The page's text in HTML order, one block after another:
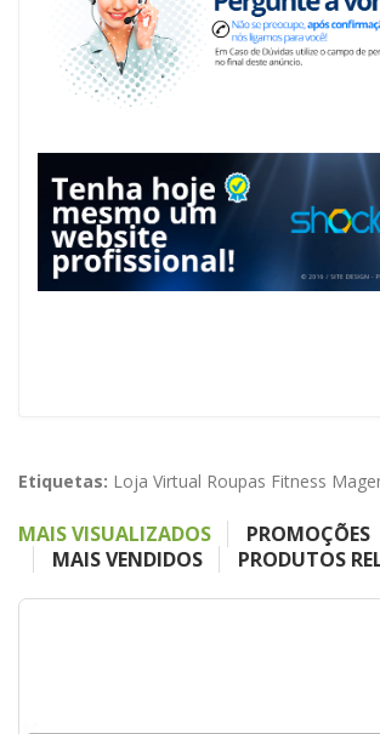
Etiquetas: Loja Virtual Roupas Fitness
MAIS VISUALIZADOS
PROMOÇÕES
MAIS VENDIDOS
PRODUTOS